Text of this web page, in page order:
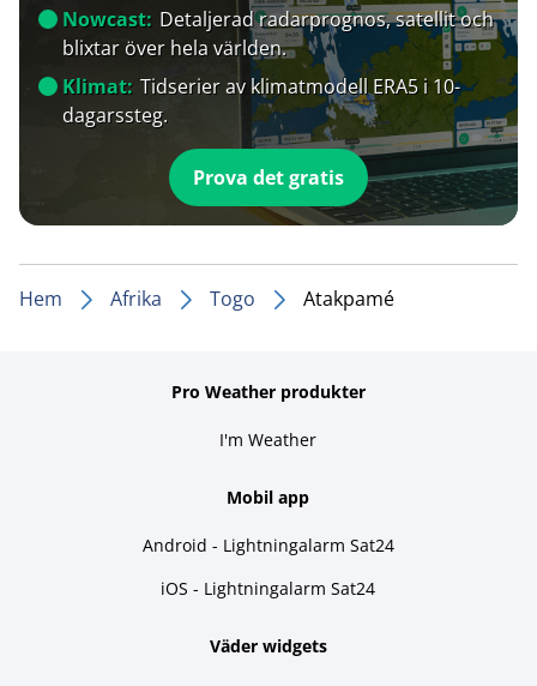
Nowcast: Detaljerad radarprognos, satellit och
blixtar över hela världen.
Klimat: Tidserier av klimatmodell ERA5 i 10-
dagarssteg.
Prova det gratis
Hem Afrika Togo Atakpamé
Pro Weather produkter
I'm Weather
Mobil app
Android - Lightningalarm Sat24
iOS - Lightningalarm Sat24
Väder widgets